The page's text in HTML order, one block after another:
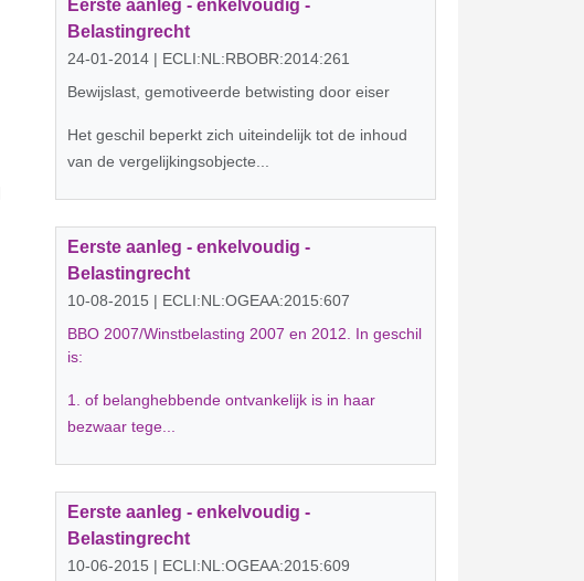
Eerste aanleg - enkelvoudig -
Belastingrecht
24-01-2014 | ECLI:NL:RBOBR:2014:261
Bewijslast, gemotiveerde betwisting door eiser
Het geschil beperkt zich uiteindelijk tot de inhoud
van de vergelijkingsobjecte...
Eerste aanleg - enkelvoudig -
Belastingrecht
10-08-2015 | ECLI:NL:OGEAA:2015:607
BBO 2007/Winstbelasting 2007 en 2012. In geschil
is:
1. of belanghebbende ontvankelijk is in haar
bezwaar tege...
Eerste aanleg - enkelvoudig -
Belastingrecht
10-06-2015 | ECLI:NL:OGEAA:2015:609